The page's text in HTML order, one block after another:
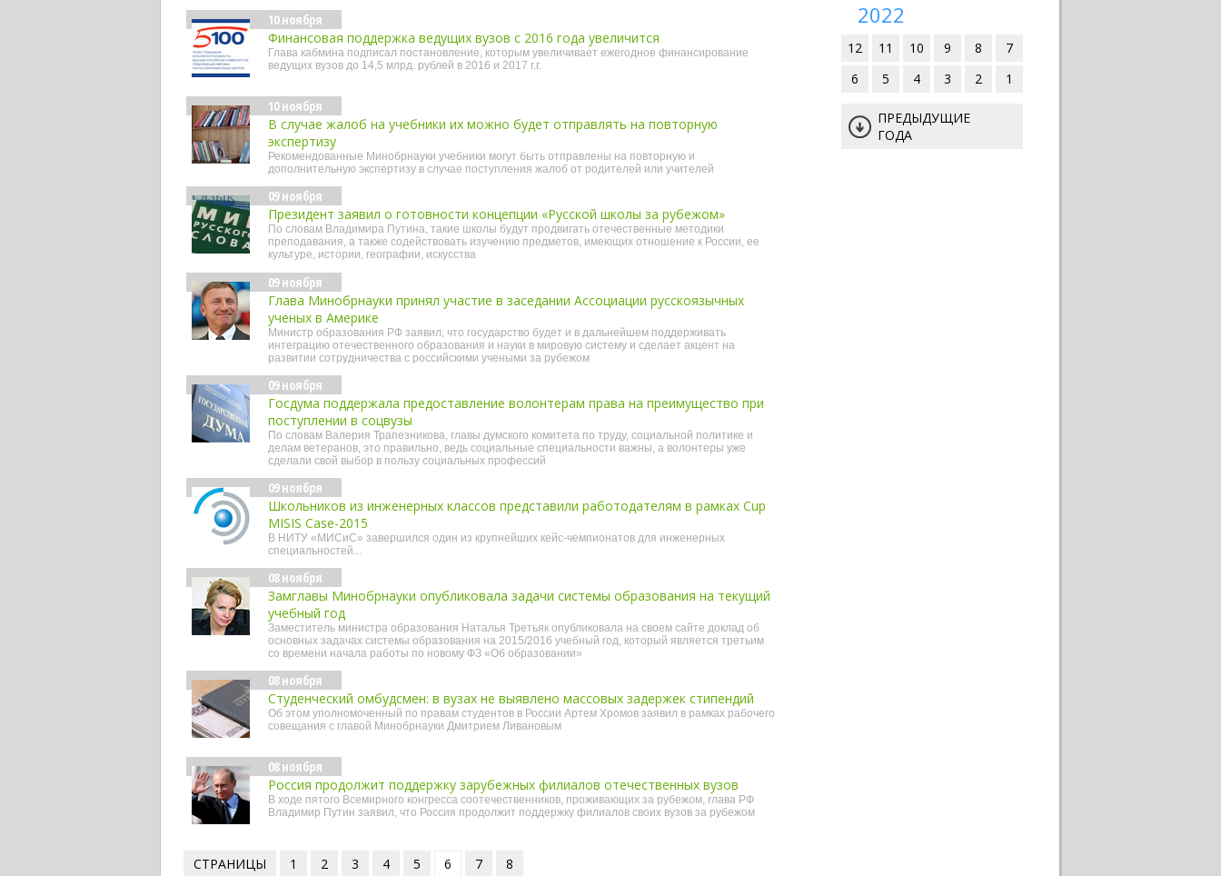
10 ноября
Финансовая поддержка ведущих вузов с 2016 года увеличится
Глава кабмина подписал постановление, которым увеличивает ежегодное финансирование
ведущих вузов до 14,5 млрд. рублей в 2016 и 2017 г.г.
10 ноября
В случае жалоб на учебники их можно будет отправлять на повторную
экспертизу
Рекомендованные Минобрнауки учебники могут быть отправлены на повторную и
дополнительную экспертизу в случае поступления жалоб от родителей или учителей
09 ноября
Президент заявил о готовности концепции «Русской школы за рубежом»
По словам Владимира Путина, такие школы будут продвигать отечественные методики
преподавания, а также содействовать изучению предметов, имеющих отношение к России, ее
культуре, истории, географии, искусства
09 ноября
Глава Минобрнауки принял участие в заседании Ассоциации русскоязычных
ученых в Америке
Министр образования РФ заявил, что государство будет и в дальнейшем поддерживать
интеграцию отечественного образования и науки в мировую систему и сделает акцент на
развитии сотрудничества с российскими учеными за рубежом
09 ноября
Госдума поддержала предоставление волонтерам права на преимущество при
поступлении в соцвузы
По словам Валерия Трапезникова, главы думского комитета по труду, социальной политике и
делам ветеранов, это правильно, ведь социальные специальности важны, а волонтеры уже
сделали свой выбор в пользу социальных профессий
09 ноября
Школьников из инженерных классов представили работодателям в рамках Cup
MISIS Case-2015
В НИТУ «МИСиС» завершился один из крупнейших кейс-чемпионатов для инженерных
специальностей...
08 ноября
Замглавы Минобрнауки опубликовала задачи системы образования на текущий
учебный год
Заместитель министра образования Наталья Третьяк опубликовала на своем сайте доклад об
основных задачах системы образования на 2015/2016 учебный год, который является третьим
со времени начала работы по новому ФЗ «Об образовании»
08 ноября
Студенческий омбудсмен: в вузах не выявлено массовых задержек стипендий
Об этом уполномоченный по правам студентов в России Артем Хромов заявил в рамках рабочего
совещания с главой Минобрнауки Дмитрием Ливановым
08 ноября
Россия продолжит поддержку зарубежных филиалов отечественных вузов
В ходе пятого Всемирного конгресса соотечественников, проживающих за рубежом, глава РФ
Владимир Путин заявил, что Россия продолжит поддержку филиалов своих вузов за рубежом
СТРАНИЦЫ 1 2 3 4 5 6 7 8
2022
12 11 10 9 8
7
6
5 4 3 2 1
ПРЕДЫДУЩИЕ
ГОДА